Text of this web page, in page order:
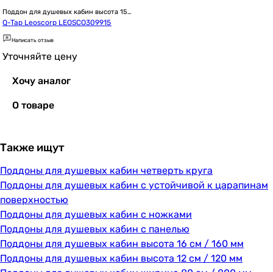
Поддон для душевых кабин высота 15
см / 150 мм
Q-Tap Leoscorp LEOSCO309915
Написать отзыв
Уточняйте цену
Хочу аналог
О товаре
Также ищут
Поддоны для душевых кабин четверть круга
Поддоны для душевых кабин с устойчивой к царапинам
поверхностью
Поддоны для душевых кабин с ножками
Поддоны для душевых кабин с панелью
Поддоны для душевых кабин высота 16 см / 160 мм
Поддоны для душевых кабин высота 12 см / 120 мм